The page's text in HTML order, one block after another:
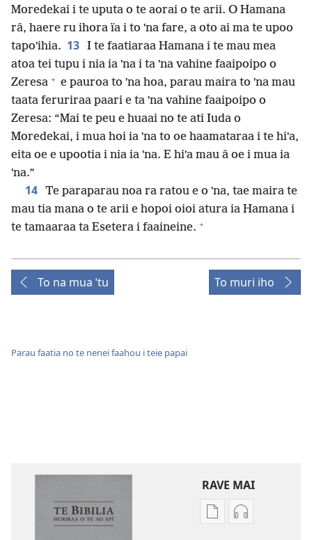
Moredekai i te uputa o te aorai o te arii. O Hamana
râ, haere ru ihora ïa i to ˈna fare, a oto ai ma te upoo
tapoˈihia. 13 I te faatiaraa Hamana i te mau mea
atoa tei tupu i nia ia ˈna i ta ˈna vahine faaipoipo o
Zeresa + e pauroa to ˈna hoa, parau maira to ˈna mau
taata feruriraa paari e ta ˈna vahine faaipoipo o
Zeresa: “Mai te peu e huaai no te ati Iuda o
Moredekai, i mua hoi ia ˈna to oe haamataraa i te hiˈa,
eita oe e upootia i nia ia ˈna. E hiˈa mau â oe i mua ia
ˈna.”
14 Te paraparau noa ra ratou e o ˈna, tae maira te
mau tia mana o te arii e hopoi oioi atura ia Hamana i
te tamaaraa ta Esetera i faaineine. +
To na mua ˈtu To muri iho
Parau faatia no te nenei faahou i teie papai
RAVE MAI
No
No